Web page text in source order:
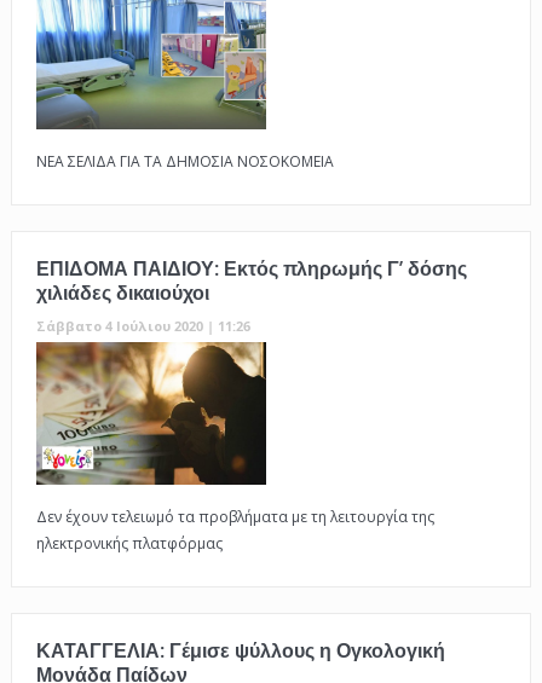
ΝΕΑ ΣΕΛΙΔΑ ΓΙΑ ΤΑ ΔΗΜΟΣΙΑ ΝΟΣΟΚΟΜΕΙΑ
ΕΠΙΔΟΜΑ ΠΑΙΔΙΟΥ: Εκτός πληρωμής Γ’ δόσης
χιλιάδες δικαιούχοι
Σάββατο 4 Ιούλιου 2020 | 11:26
Δεν έχουν τελειωμό τα προβλήματα με τη λειτουργία της
ηλεκτρονικής πλατφόρμας
ΚΑΤΑΓΓΕΛΙΑ: Γέμισε ψύλλους η Ογκολογική
Μονάδα Παίδων